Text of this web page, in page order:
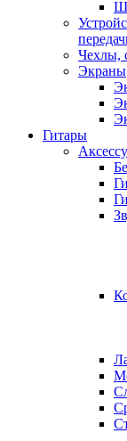
Чехлы,
Экраны
Гитары